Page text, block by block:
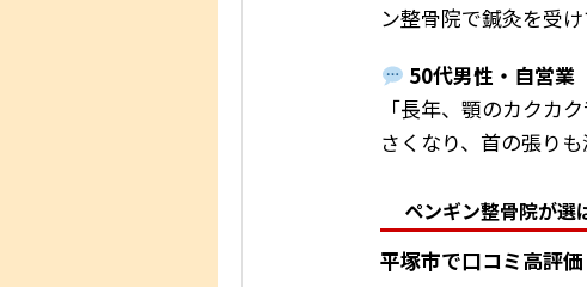
ン整骨院で鍼灸を受
50代男性・自営業
「長年、顎のカクカ
さくなり、首の張り
ペンギン整骨院が選
平塚市で口コミ高評価